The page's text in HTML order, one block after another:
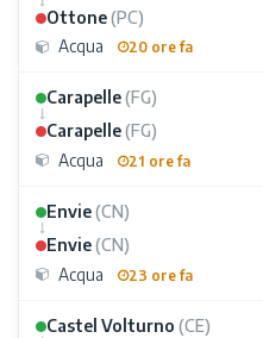
Ottone(PC)
Acqua
20 ore fa
Carapelle(FG)
Carapelle(FG)
Acqua
21 ore fa
Envie(CN)
Envie(CN)
Acqua
23 ore fa
Castel Volturno (CE)